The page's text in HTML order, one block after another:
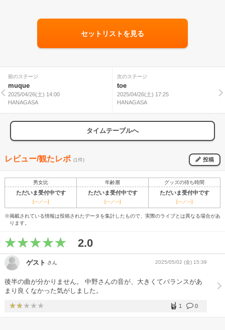
セットリストを見る
前のステージ
muque
2025/04/26(土) 14:00
HANAGASA
次のステージ
toe
2025/04/26(土) 17:25
HANAGASA
タイムテーブルへ
レビュー/観たレポ (1件) 投稿
男女比 年齢層 グッズの待ち時間
ただいま受付中です ただいま受付中です ただいま受付中です
[---／---] [---／---] [---／---]
※掲載されている情報は投稿されたデータを集計したもので、実際のライブとは異なる場合があ
ります。
2.0
ゲスト さん 2025/05/02 (金) 15:39
後半の曲が分かりません。 中野さんの音が、大きくてバランスがあ
まり良くなかった気がしました。
0
1